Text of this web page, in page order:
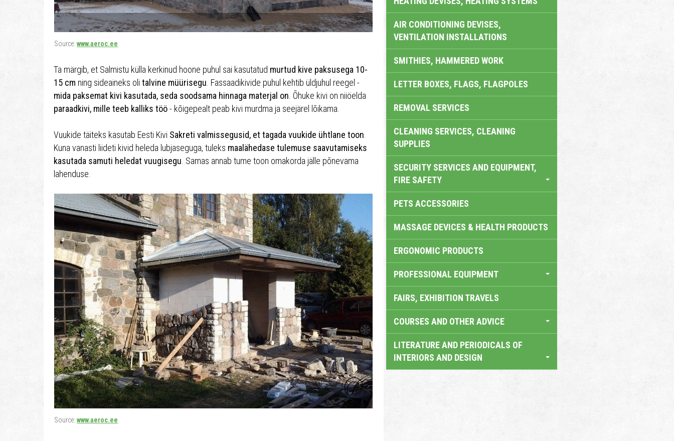
Source:www.aeroc.ee
Ta märgib, et Salmistu külla kerkinud hoone puhul sai kasutatud murtud kive paksusega 10-
15 cm ning sideaineks oli talvine müürisegu . Fassaadikivide puhul kehtib üldjuhul reegel -
mida paksemat kivi kasutada, seda soodsama hinnaga materjal on . Õhuke kivi on niiöelda
paraadkivi, mille teeb kalliks töö- kõigepealt peab kivi murdma ja seejärel lõikama.
Vuukide täiteks kasutab Eesti Kivi Sakreti valmissegusid, et tagada vuukide ühtlane toon
Kuna vanasti liideti kivid heleda lubjaseguga, tuleks maalähedase tulemuse saavutamiseks
kasutada samuti heledat vuugisegu . Samas annab tume toon omakorda jälle põnevama
lahenduse.
Source:www.aeroc.ee
AIR CONDITIONING DEVISES,
VENTILATION INSTALLATIONS
SMITHIES, HAMMERED WORK
LETTER BOXES, FLAGS, FLAGPOLES
REMOVAL SERVICES
CLEANING SERVICES, CLEANING
SUPPLIES
SECURITY SERVICES AND EQUIPMENT,
FIRE SAFETY
PETS ACCESSORIES
MASSAGE DEVICES & HEALTH PRODUCTS
ERGONOMIC PRODUCTS
PROFESSIONAL EQUIPMENT
FAIRS, EXHIBITION TRAVELS
COURSES AND OTHER ADVICE
LITERATURE AND PERIODICALS OF
INTERIORS AND DESIGN